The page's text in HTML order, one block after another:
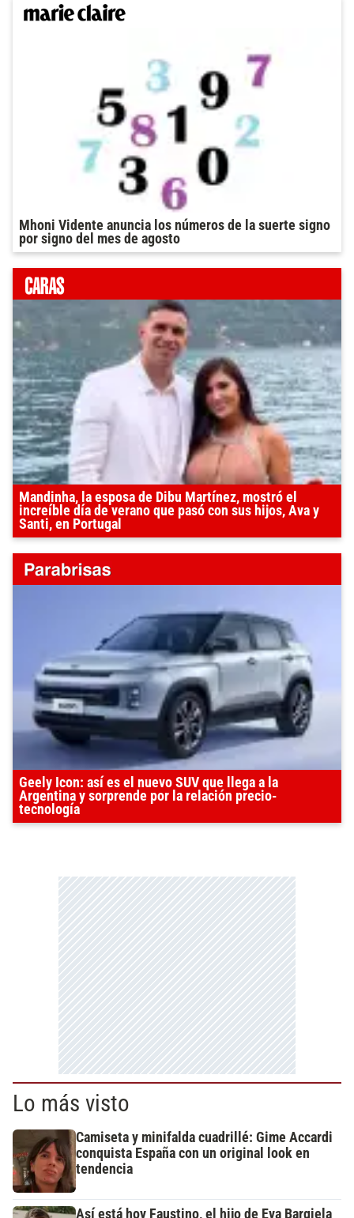
Mhoni Vidente anuncia los números de la suerte signo
por signo del mes de agosto
Mandinha, la esposa de Dibu Martínez, mostró el
increíble día de verano que pasó con sus hijos, Ava y
Santi, en Portugal
Geely Icon: así es el nuevo SUV que llega a la
Argentina y sorprende por la relación precio-
tecnología
Lo más visto
Camiseta y minifalda cuadrillé: Gime Accardi
conquista España con un original look en
tendencia
Así está hoy Faustino, el hijo de Eva Bargiela